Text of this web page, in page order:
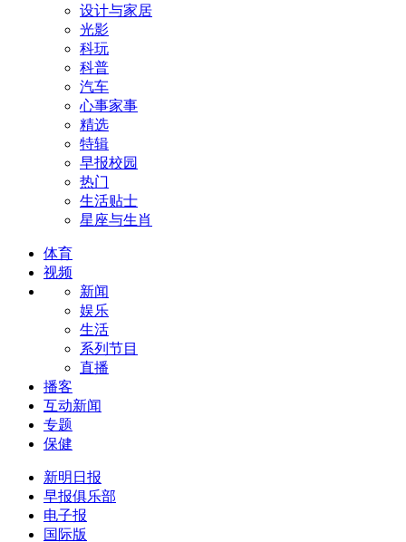
设计与家居
光影
科玩
科普
汽车
心事家事
精选
特辑
早报校园
热门
生活贴士
星座与生肖
体育
视频
新闻
娱乐
生活
系列节目
直播
播客
互动新闻
专题
保健
新明日报
早报俱乐部
电子报
国际版